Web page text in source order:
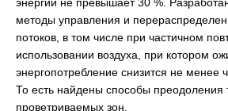
методы управления и
потоков, в том числе при частичном
использовании воздуха, при котором
энергопотребление снизится не менее
То есть найдены способы преодоления
проветриваемых зон.